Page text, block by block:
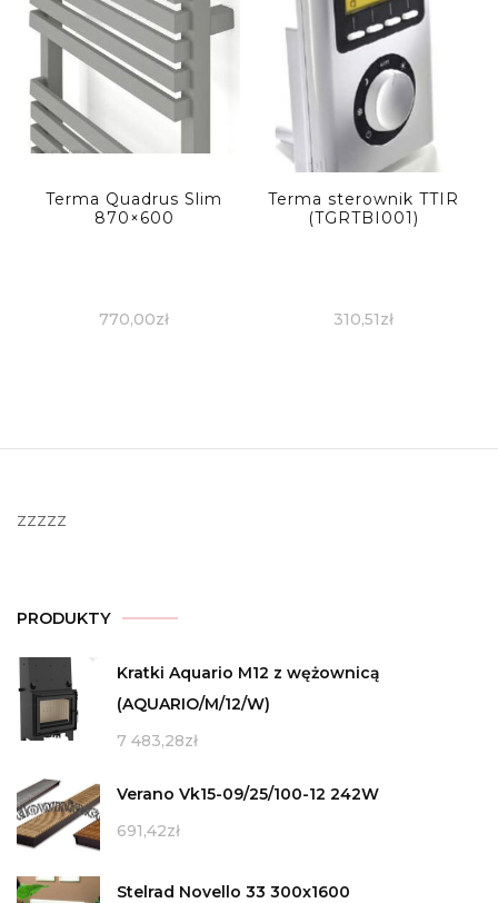
Terma Quadrus Slim
870×600
770,00zł
Terma sterownik TTIR
(TGRTBI001)
310,51zł
zzzzz
PRODUKTY
Kratki Aquario M12 z wężownicą
(AQUARIO/M/12/W)
7 483,28zł
Verano Vk15-09/25/100-12 242W
691,42zł
Stelrad Novello 33 300x1600